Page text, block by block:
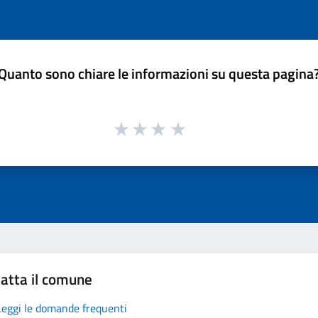
sono chiare le informazioni su questa
il comune
le domande frequenti